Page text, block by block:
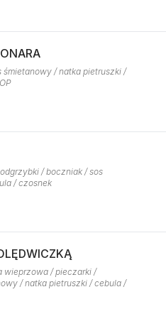
śmietanowy / natka pietruszki /
/ boczniak / sos
/ czosnek
wieprzowa / pieczarki /
/ natka pietruszki / cebula /